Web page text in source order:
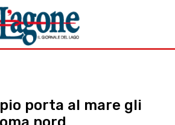
porta al mare gli